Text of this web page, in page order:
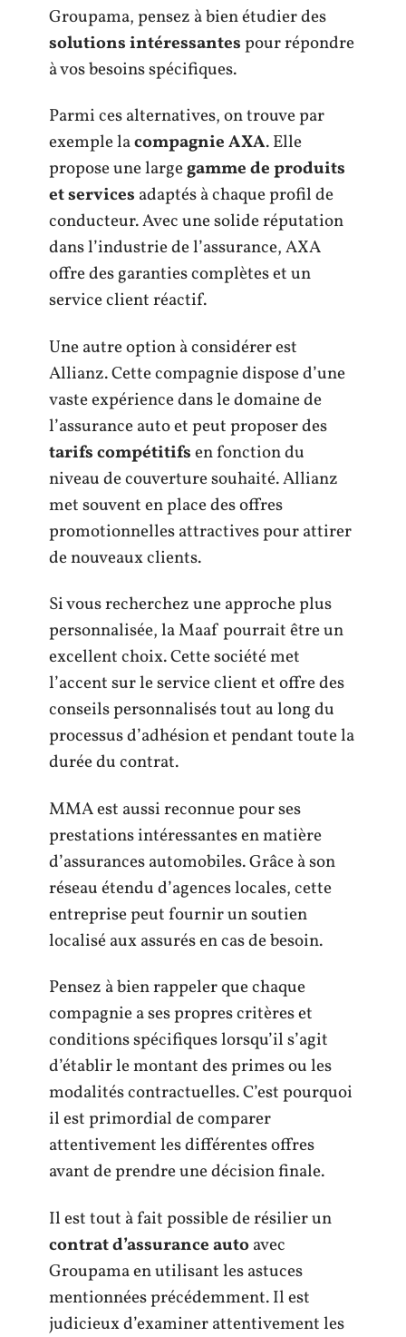
Groupama, pensez à bien étudier des
solutions intéressantespour répondre
à vos besoins spécifiques.
Parmi ces alternatives, on trouve par
exemple lacompagnie AXA. Elle
propose une largegamme de produits
et services adaptés à chaque profil de
conducteur. Avec une solide réputation
dans l’industrie de l’assurance, AXA
offre des garanties complètes et un
service client réactif.
Une autre option à considérer est
Allianz. Cette compagnie dispose d’une
vaste expérience dans le domaine de
l’assurance auto et peut proposer des
tarifs compétitifsen fonction du
niveau de couverture souhaité. Allianz
met souvent en place des offres
promotionnelles attractives pour attirer
de nouveaux clients.
Si vous recherchez une approche plus
personnalisée, la Maaf pourrait être un
excellent choix. Cette société met
l’accent sur le service client et offre des
conseils personnalisés tout au long du
processus d’adhésion et pendant toute la
durée du contrat.
MMA est aussi reconnue pour ses
prestations intéressantes en matière
d’assurances automobiles. Grâce à son
réseau étendu d’agences locales, cette
entreprise peut fournir un soutien
localisé aux assurés en cas de besoin.
Pensez à bien rappeler que chaque
compagnie a ses propres critères et
conditions spécifiques lorsqu’il s’agit
d’établir le montant des primes ou les
modalités contractuelles. C’est pourquoi
il est primordial de comparer
attentivement les différentes offres
avant de prendre une décision finale.
Il est tout à fait possible de résilier un
contrat d’assurance autoavec
Groupama en utilisant les astuces
mentionnées précédemment. Il est
judicieux d’examiner attentivement les